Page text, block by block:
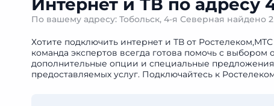
Интернет и ТВ по адресу
По вашему адресу: Тобольск, 4-я Северная найдено
Хотите подключить интернет и ТВ от
команда экспертов всегда готова помочь с
дополнительные опции и специальные предложения.
предоставляемых услуг. Подключайтесь к